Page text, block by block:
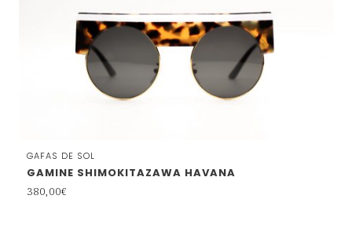
GAFAS DE SOL
GAMINE SHIMOKITAZAWA HAVANA
380,00€